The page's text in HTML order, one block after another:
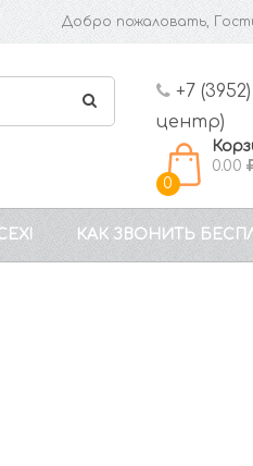
Добро пожаловать,
+7
центр)
0
0.00
КАК ЗВОНИТЬ